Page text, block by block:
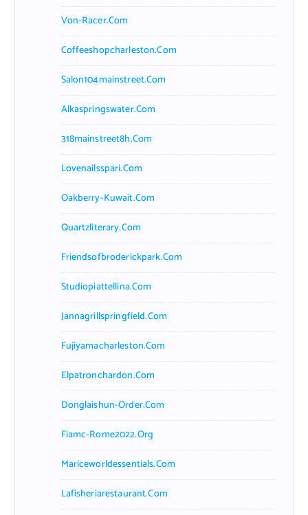
Von-Racer.com
Coffeeshopcharleston.com
Salon104mainstreet.com
Alkaspringswater.com
318mainstreet8h.com
Lovenailsspari.com
Oakberry-Kuwait.com
Quartzliterary.com
Friendsofbroderickpark.com
Studiopiattellina.com
Jannagrillspringfield.com
Fujiyamacharleston.com
Elpatronchardon.com
Donglaishun-Order.com
Fiamc-Rome2022.org
Mariceworldessentials.com
Lafisheriarestaurant.com